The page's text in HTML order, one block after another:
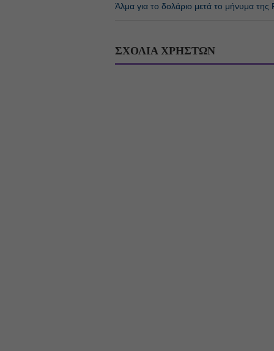
Άλμα για το δολάριο μετά το μήνυμα της
ΣΧΟΛΙΑ ΧΡΗΣΤΩΝ